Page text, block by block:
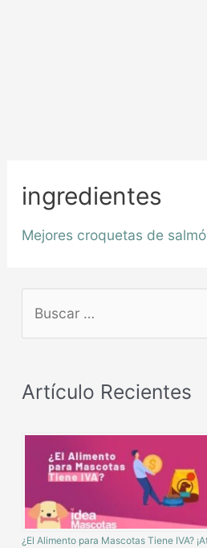
ingredientes
Mejores croquetas de
Artículo Recientes
¿El Alimento para Mascotas Tiene IVA?